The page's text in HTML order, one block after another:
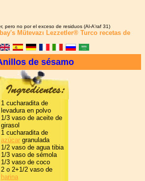
pero no por el exceso de residuos (Al-A'raf 31)
Mütevazı Lezzetler® Turco recetas de
de sésamo
1 cucharadita de
levadura en polvo
1/3 vaso de aceite de
girasol
1 cucharadita de
azúcar granulada
1/2 vaso de agua tibia
1/3 vaso de sémola
1/3 vaso de coco
2 o 2+1/2 vaso de
harina